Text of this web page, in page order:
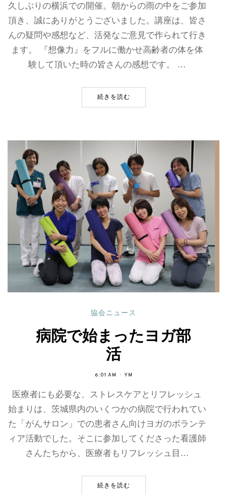
久しぶりの横浜での開催。朝からの雨の中をご参加
頂き、誠にありがとうございました。講座は、皆さ
んの疑問や感想など、活発なご意見で作られて行き
ます。 『想像力』をフルに働かせ高齢者の体を体
験して頂いた時の皆さんの感想です。 …
続きを読む
協会ニュース
病院で始まったヨガ部
活
6:01 AM YM
医療者にも必要な、ストレスケアとリフレッシュ
始まりは、茨城県内のいくつかの病院で行われてい
た「がんサロン」での患者さん向けヨガのボランテ
ィア活動でした。そこに参加してくださった看護師
さんたちから、医療者もリフレッシュ目…
続きを読む